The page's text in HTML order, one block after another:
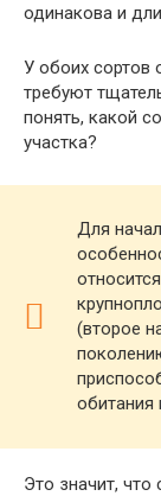
одинакова и
У обоих сортов
требуют
понять, какой
участка?
Для
(второе
обитания
Это значит, что